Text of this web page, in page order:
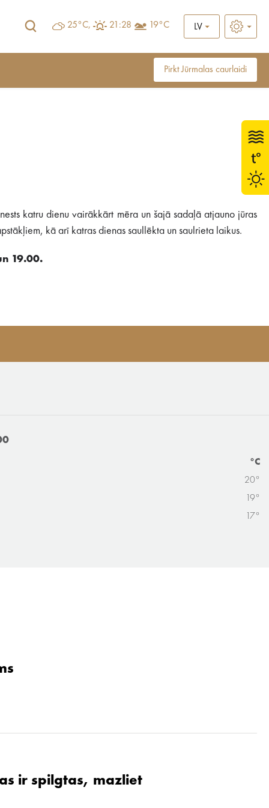
25°C, 21:28 19°C LV
Pirkt Jūrmalas caurlaidi
katru dienu vairākkārt mēra un šajā sadaļā atjauno jūras
kā arī katras dienas saullēkta un saulrieta laikus.
19.00.
°C
20°
19°
17°
ir spilgtas, mazliet